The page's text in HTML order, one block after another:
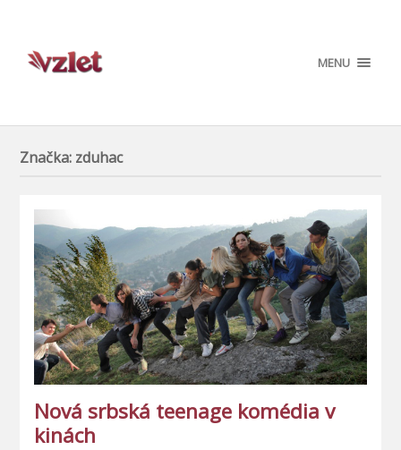
MENU
Značka: zduhac
Nová srbská teenage komédia v
kinách